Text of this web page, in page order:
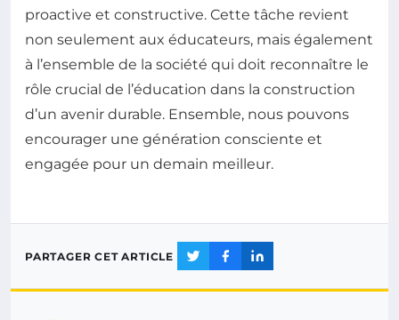
proactive et constructive. Cette tâche revient
non seulement aux éducateurs, mais également
à l’ensemble de la société qui doit reconnaître le
rôle crucial de l’éducation dans la construction
d’un avenir durable. Ensemble, nous pouvons
encourager une génération consciente et
engagée pour un demain meilleur.
PARTAGER CET ARTICLE